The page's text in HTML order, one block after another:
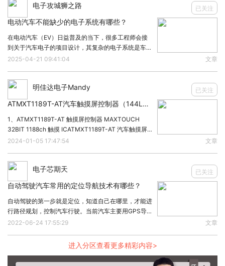
3、并不算省油：增程式车型不仅配备了大体积电池
组，车内还搭载了由发动机、油箱等部件组成的增程
系统，所以增程式汽车一般都会比其他车型更重一
点，车辆的油耗表现也相对会更差一点。
容、版权和其它问题，请于联系工作人员，我们将在
第一时间和您对接删除处理!
电子攻城狮之路 已关注
电动汽车不能缺少的电子系统有哪些？
在电动汽车（EV）日益普及的当下，很多工程师会接
到关于汽车电子的项目设计，其复杂的电子系统是车辆
性能与安全的关键，不过你知道一个合格的电动汽车，
管理系统（BMS）负责：监控电池状态、均衡电池充
2025-04-21 09:41:04 文章
明佳达电子Mandy 已关注
ATMXT1189T-AT汽车触摸屏控制器（144LQFP）BCM43235TBKMLWG WLAN QFN 集成电路IC
1、ATMXT1189T-AT 触摸屏控制器 MAXTOUCH
32BIT 1188ch 触摸 ICATMXT1189T-AT 汽车触摸屏
控制器适用于中控台、导航系统或后座娱乐系统中最大
将
2024-01-05 17:47:54 文章
电子芯期天 已关注
自动驾驶汽车常用的定位导航技术有哪些？
自动驾驶的第一步就是定位，知道自己在哪里，才能进
行路径规划，控制汽车行驶。当前汽车主要用GPS导
航，由于GPS不是很精准，95%的情况都可以在2米以
以了，人可以根据周围的环境来判断自己的位置，
2022-06-24 17:55:29 文章
进入分区查看更多精彩内容>